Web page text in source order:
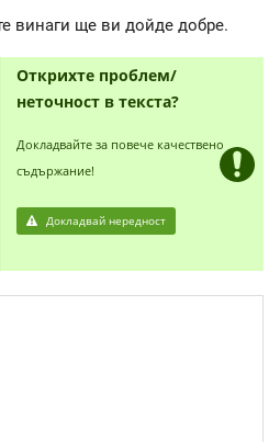
винаги ще ви дойде добре.
Открихте проблем/
неточност в текста?
Докладвайте за повече качествено
съдържание!
Докладвай нередност